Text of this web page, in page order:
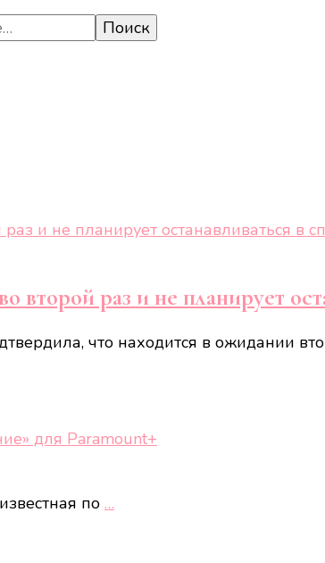
раз и не планирует
что находится в ожидании
для Paramount+
по …